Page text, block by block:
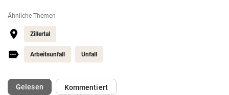
Ähnliche Themen
Zillertal
Arbeitsunfall Unfall
Gelesen(ausgewählt)Kommentiert